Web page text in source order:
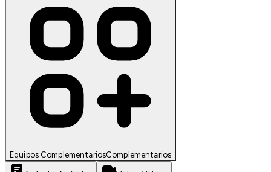
Equipos ComplementariosComplementarios